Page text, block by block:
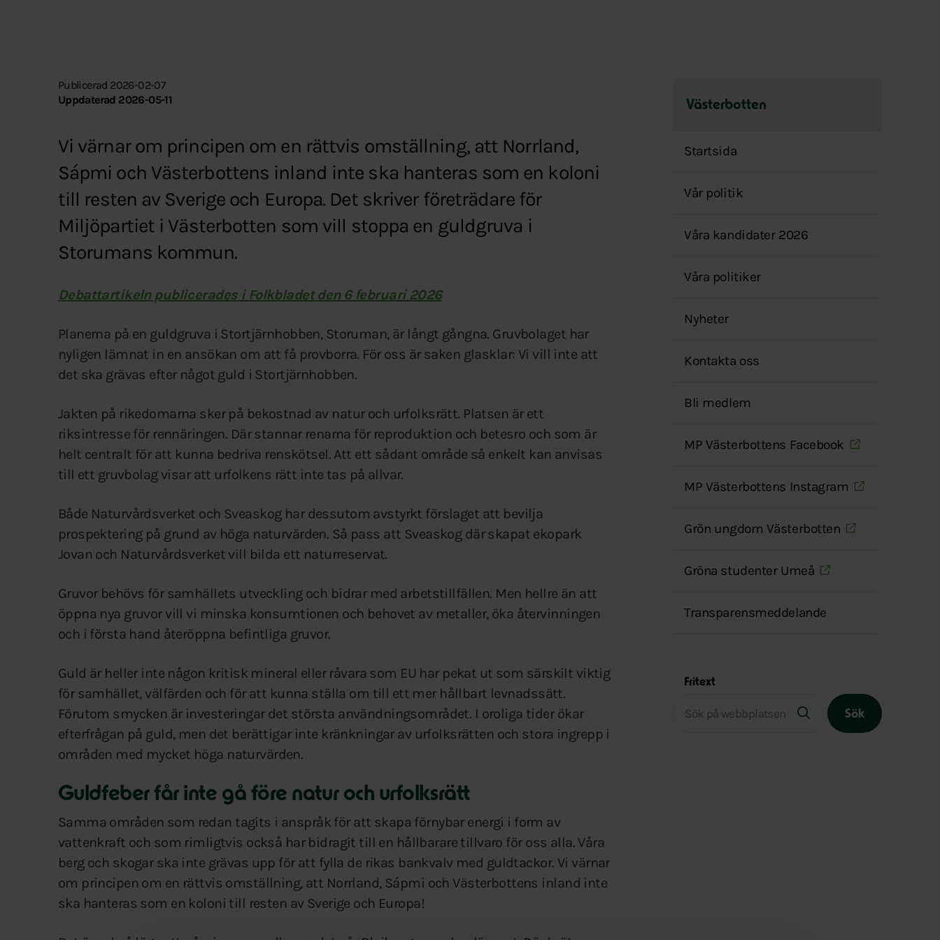
Publicerad 2026-02-07
Uppdaterad 2026-05-11
Vi värnar om principen om en rättvis omställning, att Norrland,
Sápmi och Västerbottens inland inte ska hanteras som en koloni
till resten av Sverige och Europa. Det skriver företrädare för
Miljöpartiet i Västerbotten som vill stoppa en guldgruva i
Storumans kommun.
Debattartikeln publicerades i Folkbladet den 6 februari 2026
Planerna på en guldgruva i Stortjärnhobben, Storuman, är långt gångna. Gruvbolaget har
nyligen lämnat in en ansökan om att få provborra. För oss är saken glasklar: Vi vill inte att
det ska grävas efter något guld i Stortjärnhobben.
Jakten på rikedomarna sker på bekostnad av natur och urfolksrätt. Platsen är ett
riksintresse för rennäringen. Där stannar renarna för reproduktion och betesro och som är
helt centralt för att kunna bedriva renskötsel. Att ett sådant område så enkelt kan anvisas
till ett gruvbolag visar att urfolkens rätt inte tas på allvar.
Både Naturvårdsverket och Sveaskog har dessutom avstyrkt förslaget att bevilja
prospektering på grund av höga naturvärden. Så pass att Sveaskog där skapat ekopark
Jovan och Naturvårdsverket vill bilda ett naturreservat.
Gruvor behövs för samhällets utveckling och bidrar med arbetstillfällen. Men hellre än att
öppna nya gruvor vill vi minska konsumtionen och behovet av metaller, öka återvinningen
och i första hand återöppna befintliga gruvor.
Guld är heller inte någon kritisk mineral eller råvara som EU har pekat ut som särskilt viktig
för samhället, välfärden och för att kunna ställa om till ett mer hållbart levnadssätt.
Förutom smycken är investeringar det största användningsområdet. I oroliga tider ökar
efterfrågan på guld, men det berättigar inte kränkningar av urfolksrätten och stora ingrepp i
områden med mycket höga naturvärden.
Guldfeber får inte gå före natur och urfolksrätt
Samma områden som redan tagits i anspråk för att skapa förnybar energi i form av
vattenkraft och som rimligtvis också har bidragit till en hållbarare tillvaro för oss alla. Våra
berg och skogar ska inte grävas upp för att fylla de rikas bankvalv med guldtackor. Vi värnar
om principen om en rättvis omställning, att Norrland, Sápmi och Västerbottens inland inte
ska hanteras som en koloni till resten av Sverige och Europa!
Västerbotten
över
menyn
Startsida
Vår politik
Våra kandidater 2026
Våra politiker
Nyheter
Kontakta oss
Bli medlem
MP Västerbottens Facebook
MP Västerbottens Instagram
Grön ungdom Västerbotten
Gröna studenter Umeå
Transparensmeddelande
Fritext
Sök